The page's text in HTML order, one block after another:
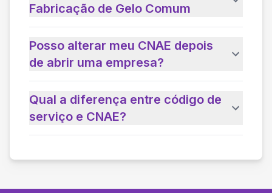
Fabricação de Gelo Comum
Posso alterar meu CNAE depois
de abrir uma empresa?
Qual a diferença entre código de
serviço e CNAE?